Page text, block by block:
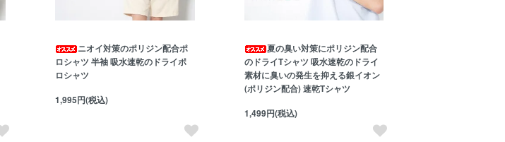
ニオイ対策のポリジン配合ポ
ロシャツ 半袖 吸水速乾のドライポ
ロシャツ
1,995円(税込)
夏の臭い対策にポリジン配合
のドライTシャツ 吸水速乾のドライ
素材に臭いの発生を抑える銀イオン
(ポリジン配合) 速乾Tシャツ
1,499円(税込)